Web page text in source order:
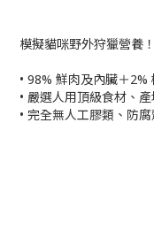
模擬貓咪野外狩獵營養！
• 98% 鮮肉及內臟＋2%
• 嚴選人用頂級食材、
• 完全無人工膠類、防